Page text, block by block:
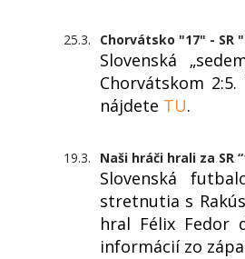
25.3. Chorvátsko "17" - SR
Slovenská
Chorvátskom
nájdete TU.
19.3. Naši hráči hrali za SR
Slovenská
stretnutia s
hral Félix Fedor
informácií zo